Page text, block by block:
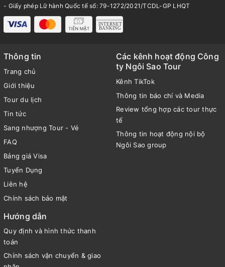
- Giấy phép Lữ hành Quốc tế số: 79-1272/2021/TCDL-GP LHQT
Thông tin
Trang chủ
Giới thiệu
Tour du lịch
Tin tức
Sang nhượng Tour - Vé
FAQ
Bảng giá Visa
Tuyển Dụng
Liên hệ
Chính sách bảo mật
Các kênh hoạt động Công
ty Ngôi Sao Tour
Kênh TikTok
Thông tin báo chí và Media
Review tổng hợp các tour thực
tế
Thông tin hoạt động nội bộ
Ngôi Sao group
Hướng dẫn
Quy định và hình thức thanh
toán
Chính sách vận chuyển & giao